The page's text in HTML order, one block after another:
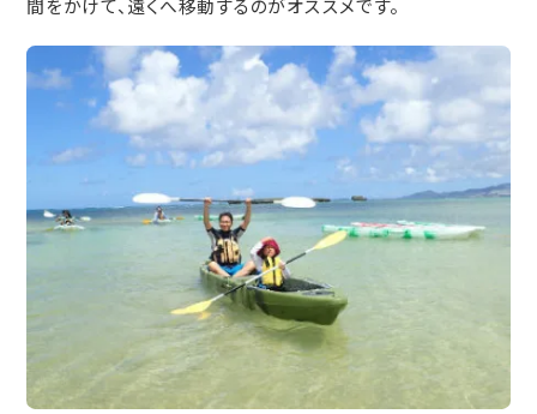
間をかけて、遠くへ移動するのがオススメです。